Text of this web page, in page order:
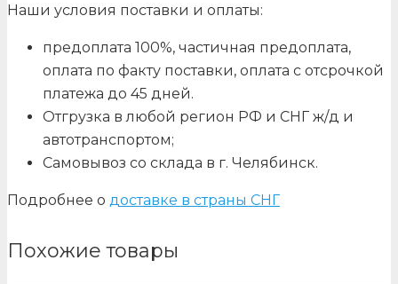
Наши условия поставки и оплаты:
предоплата 100%, частичная предоплата,
оплата по факту поставки, оплата с отсрочкой
платежа до 45 дней.
Отгрузка в любой регион РФ и СНГ ж/д и
автотранспортом;
Самовывоз со склада в г. Челябинск.
Подробнее о доставке в страны СНГ
Похожие товары